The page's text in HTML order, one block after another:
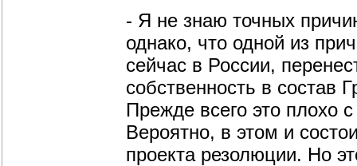
- Я не знаю точных
однако, что одной из
сейчас в России,
собственность в состав
Прежде всего это плохо
Вероятно, в этом и
проекта резолюции. Но